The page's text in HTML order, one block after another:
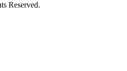
Reserved.